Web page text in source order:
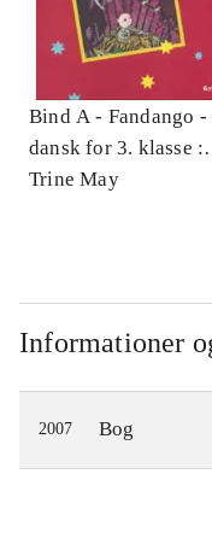
Bind A - Fandango -
dansk for 3. klasse :
grundbog --
Trine May
Informationer
2007 Bog